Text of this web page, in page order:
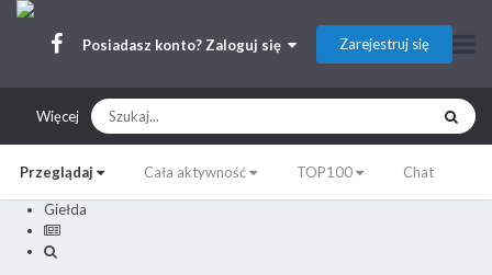
Posiadasz konto? Zaloguj się Zarejestruj się
Więcej
Przeglądaj Cała aktywność TOP100 Chat
Giełda